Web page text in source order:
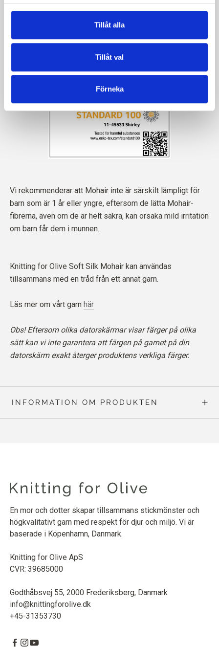
Tillåt alla
Tillåt val
Förneka
Vi rekommenderar att Mohair inte är särskilt lämpligt för
barn som är 1 år eller yngre, eftersom de lätta Mohair-
fibrerna, även om de är helt säkra, kan orsaka mild irritation
om barn får dem i munnen.
Knitting for Olive Soft Silk Mohair kan användas
tillsammans med en tråd från ett annat garn.
Läs mer om vårt garn här
Obs! Eftersom olika datorskärmar visar färger på olika
sätt kan vi inte garantera att färgen på garnet på din
datorskärm exakt återger produktens verkliga färger.
INFORMATION OM PRODUKTEN
En mor och dotter skapar tillsammans stickmönster och
högkvalitativt garn med respekt för djur och miljö. Vi är
baserade i Köpenhamn, Danmark.
Knitting for Olive ApS
CVR: 39685000
Godthåbsvej 55, 2000 Frederiksberg, Danmark
info@knittingforolive.dk
+45-31353730